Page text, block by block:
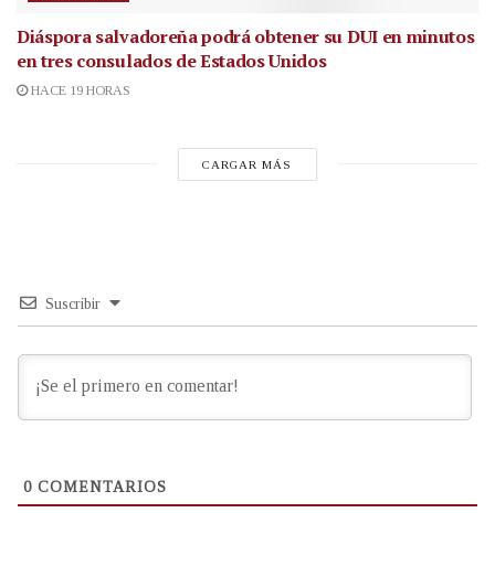
Diáspora salvadoreña podrá obtener su DUI en minutos
en tres consulados de Estados Unidos
HACE 19 HORAS
CARGAR MÁS
Suscribir
0 COMENTARIOS